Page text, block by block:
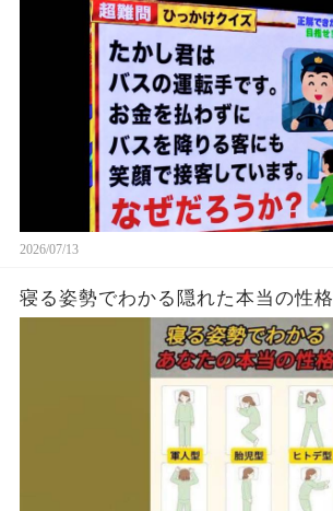
2026/07/13
寝る姿勢でわかる隠れた本当の性格